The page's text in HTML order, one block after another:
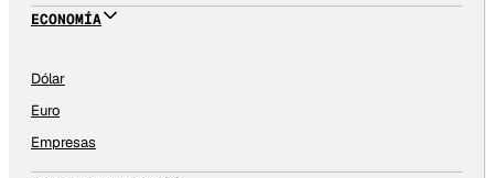
ECONOMÍA
Dólar
Euro
Empresas